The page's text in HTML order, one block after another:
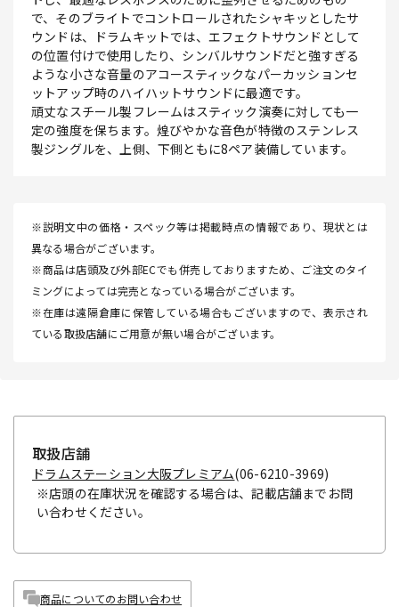
で、そのブライトでコントロールされたシャキッとしたサ
ウンドは、ドラムキットでは、エフェクトサウンドとして
の位置付けで使用したり、シンバルサウンドだと強すぎる
ような小さな音量のアコースティックなパーカッションセ
ットアップ時のハイハットサウンドに最適です。
頑丈なスチール製フレームはスティック演奏に対しても一
定の強度を保ちます。煌びやかな音色が特徴のステンレス
製ジングルを、上側、下側ともに8ペア装備しています。
※説明文中の価格・スペック等は掲載時点の情報であり、現状とは
異なる場合がございます。
※商品は店頭及び外部ECでも併売しておりますため、ご注文のタイ
ミングによっては完売となっている場合がございます。
※在庫は遠隔倉庫に保管している場合もございますので、表示され
ている取扱店舗にご用意が無い場合がございます。
取扱店舗
ドラムステーション大阪プレミアム(06-6210-3969)
※店頭の在庫状況を確認する場合は、記載店舗までお問
い合わせください。
商品についてのお問い合わせ